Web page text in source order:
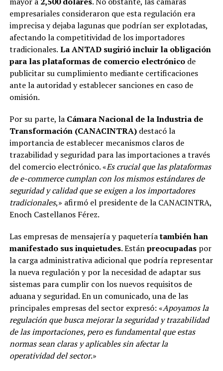
empresariales consideraron que esta regulación era
imprecisa y dejaba lagunas que podrían ser explotadas,
afectando la competitividad de los importadores
tradicionales. La ANTAD sugirió incluir la obligación
para las plataformas de comercio electrónicode
publicitar su cumplimiento mediante certificaciones
ante la autoridad y establecer sanciones en caso de
omisión.
Por su parte, la Cámara Nacional de la Industria de
Transformación (CANACINTRA)destacó la
importancia de establecer mecanismos claros de
trazabilidad y seguridad para las importaciones a través
del comercio electrónico. «Es crucial que las plataformas
de e-commerce cumplan con los mismos estándares de
seguridad y calidad que se exigen a los importadores
tradicionales,» afirmó el presidente de la CANACINTRA,
Enoch Castellanos Férez.
Las empresas de mensajería y paqueteríatambién han
manifestado sus inquietudes. Estánpreocupadas por
la carga administrativa adicional que podría representar
la nueva regulación y por la necesidad de adaptar sus
sistemas para cumplir con los nuevos requisitos de
aduana y seguridad. En un comunicado, una de las
principales empresas del sector expresó: «Apoyamos la
regulación que busca mejorar la seguridad y trazabilidad
de las importaciones, pero es fundamental que estas
normas sean claras y aplicables sin afectar la
operatividad del sector.»